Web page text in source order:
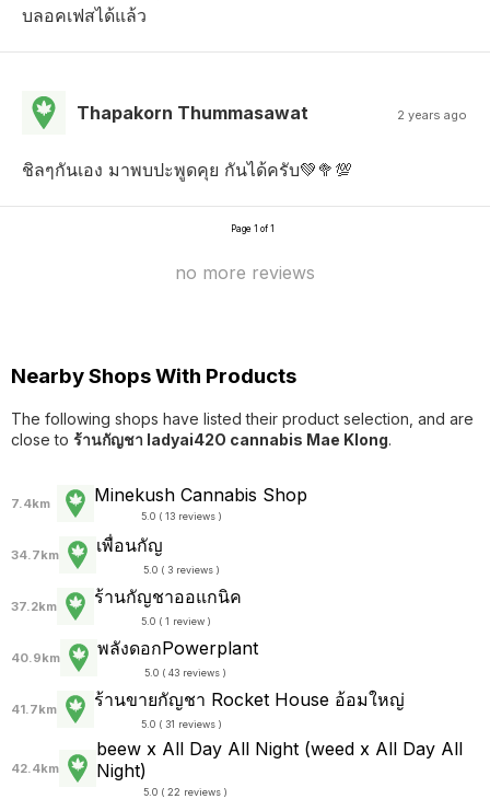
บลอคเฟสได้แล้ว
Thapakorn Thummasawat 2 years ago
ชิลๆกันเอง มาพบปะพูดคุย กันได้ครับ💚🥦💯
Page 1 of 1
no more reviews
Nearby Shops With Products
The following shops have listed their product selection, and are
close to ร้านกัญชา ladyai42O cannabis Mae Klong.
7.4km Minekush Cannabis Shop
5.0 ( 13 reviews )
34.7km เพื่อนกัญ
5.0 ( 3 reviews )
37.2km ร้านกัญชาออแกนิค
5.0 ( 1 review )
40.9km พลังดอกPowerplant
5.0 ( 43 reviews )
41.7km ร้านขายกัญชา Rocket House อ้อมใหญ่
5.0 ( 31 reviews )
42.4km
beew x All Day All Night (weed x All Day All
Night)
5.0 ( 22 reviews )